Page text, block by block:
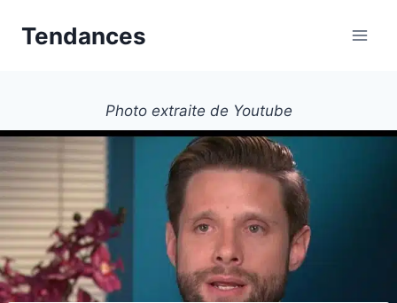
Tendances
Photo extraite de Youtube